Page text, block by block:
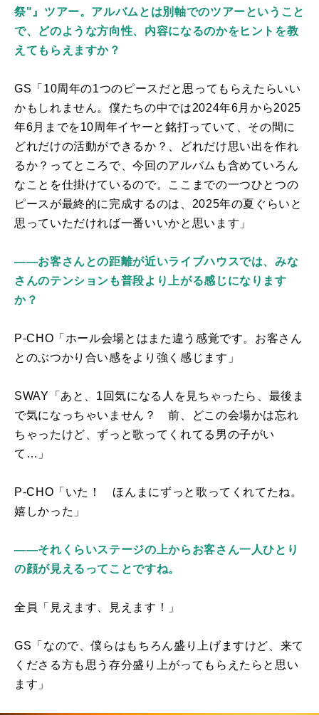
祭"』ツアー。アルバムとは別軸でのツアーということ
で、どのような方向性、内容になるのかをヒントを教
えてもらえますか？
GS「 10周年の1つのピースだと思ってもらえたらいい
かもしれません。僕たちの中では2024年6月から2025
年6月までを10周年イヤーと銘打っていて、その間に
どれだけの活動ができるか？、どれだけ思い出を作れ
るか？ってところで、今回のアルバムも含めていろん
なことを仕掛けているので。ここまでの一つひとつの
ピースが最終的に完成するのは、 2025年の夏ぐらいと
思っていただければ一番いいかと思います」
――お客さんとの距離が近いライブハウスでは、みな
さんのテンションも普段より上がる感じになります
か？
P-CHO「ホール会場とはまた違う感覚です。お客さん
とのぶつかり合い感をより強く感じます」
SWAY「あと、 1 回気になる人を見ちゃったら、最後ま
で気になっちゃいません？ 前、どこの会場かは忘れ
ちゃったけど、ずっと歌ってくれてる男の子がい
て…」
P-CHO「いた！ ほんまにずっと歌ってくれてたね。
嬉しかった」
――それくらいステージの上からお客さん一人ひとり
の顔が見えるってことですね。
全員「見えます、見えます！」
GS「なので、僕らはもちろん盛り上げますけど、来て
くださる方も思う存分盛り上がってもらえたらと思い
ます」